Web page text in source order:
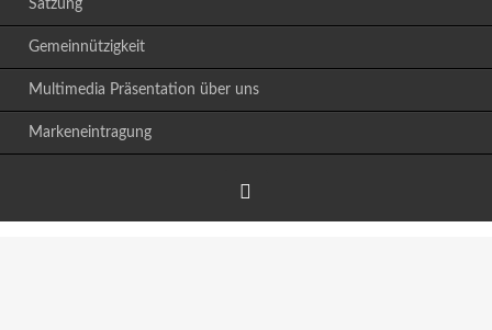
Satzung
Gemeinnützigkeit
Multimedia Präsentation über uns
Markeneintragung